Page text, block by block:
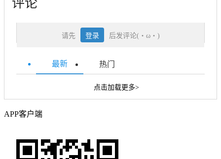
评论
请先 登录 后发评论(・ω・)
最新 热门
点击加载更多>
APP客户端